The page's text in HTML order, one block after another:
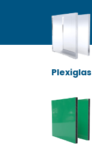
Plexiglas